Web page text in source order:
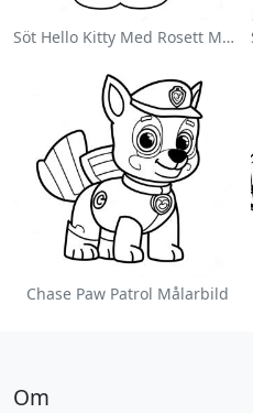
Söt Hello Kitty Med Rosett Målarbild
Chase Paw Patrol Målarbild
Om